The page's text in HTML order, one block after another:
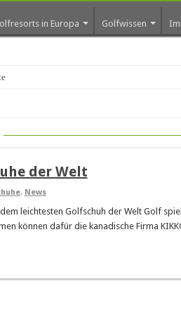
in Europa Golfwissen
der Welt
, News
leichtesten Golfschuh der Welt Golf
können dafür die kanadische Firma